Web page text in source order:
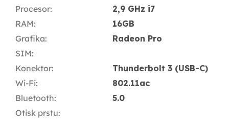
Procesor:
2,9 GHz i7
RAM:
16GB
Grafika:
Radeon Pro
SIM:
Konektor:
Thunderbolt 3 (USB-C)
Wi-Fi:
802.11ac
Bluetooth:
5.0
Otisk prstu: